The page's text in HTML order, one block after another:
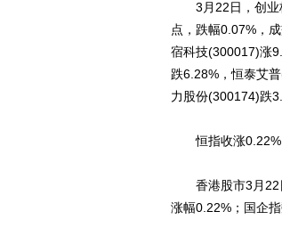
3月22日，创业板
点，跌幅0.07%，
宿科技(300017)涨
跌6.28%，恒泰艾
力股份(300174)跌
恒指收涨0.22%
香港股市3月22日
涨幅0.22%；国企